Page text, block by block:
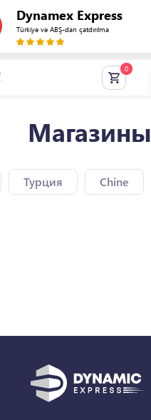
Dynamex Express
Türkiyə və ABŞ-dan çatdırılma
Магазины
Турция Chine